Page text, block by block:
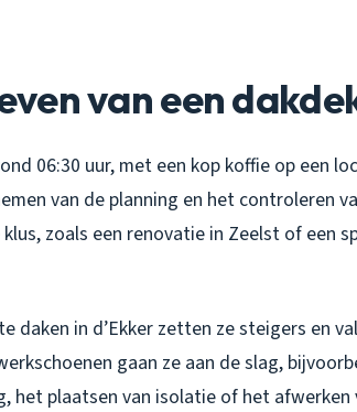
van een
06:30 uur, met een kop koffie op een
van de planning en het controleren
zoals een renovatie in Zeelst of een
daken in d’Ekker zetten ze steigers en
gaan ze aan de slag,
het plaatsen van isolatie of het